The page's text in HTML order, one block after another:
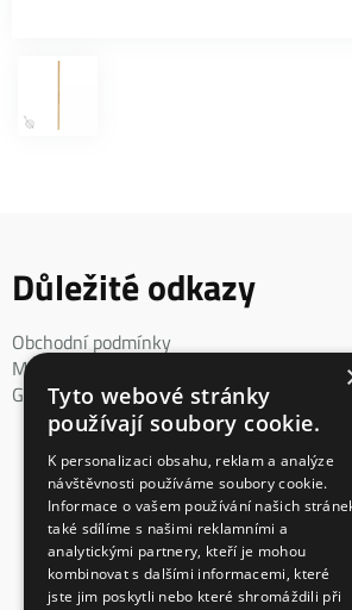
Důležité odkazy
Obchodní podmínky
Mimosoudní řešení spotřebitelského
GDPRTyto webové stránky
používají soubory cookie.
K personalizaci obsahu, reklam a analýze
návštěvnosti používáme soubory cookie.
Informace o vašem používání našich
také sdílíme s našimi reklamními a
analytickými partnery, kteří je mohou
kombinovat s dalšími informacemi, které
jste jim poskytli nebo které shromáždili při